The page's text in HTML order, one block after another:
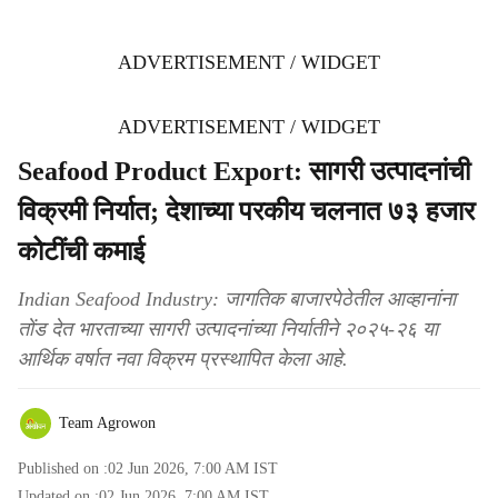
ADVERTISEMENT / WIDGET
ADVERTISEMENT / WIDGET
Seafood Product Export: सागरी उत्पादनांची
विक्रमी निर्यात; देशाच्या परकीय चलनात ७३ हजार
कोटींची कमाई
Indian Seafood Industry: जागतिक बाजारपेठेतील आव्हानांना
तोंड देत भारताच्या सागरी उत्पादनांच्या निर्यातीने २०२५-२६ या
आर्थिक वर्षात नवा विक्रम प्रस्थापित केला आहे.
Team Agrowon
Published on :02 Jun 2026, 7:00 AM IST